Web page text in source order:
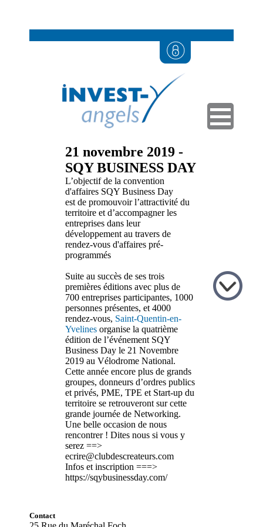
21 novembre 2019 -
SQY BUSINESS DAY
L’objectif de la convention
d'affaires SQY Business Day
est de promouvoir l’attractivité du
territoire et d’accompagner les
entreprises dans leur
développement au travers de
rendez-vous d'affaires pré-
programmés
Suite au succès de ses trois
premières éditions avec plus de
700 entreprises participantes, 1000
personnes présentes, et 4000
rendez-vous, Saint-Quentin-en-
Yvelinesorganise la quatrième
édition de l’événement SQY
Business Day le 21 Novembre
2019 au Vélodrome National.
Cette année encore plus de grands
groupes, donneurs d’ordres publics
et privés, PME, TPE et Start-up du
territoire se retrouveront sur cette
grande journée de Networking.
Une belle occasion de nous
rencontrer ! Dites nous si vous y
serez ==>
ecrire@clubdescreateurs.com
Infos et inscription ===>
https://sqybusinessday.com/
Contact